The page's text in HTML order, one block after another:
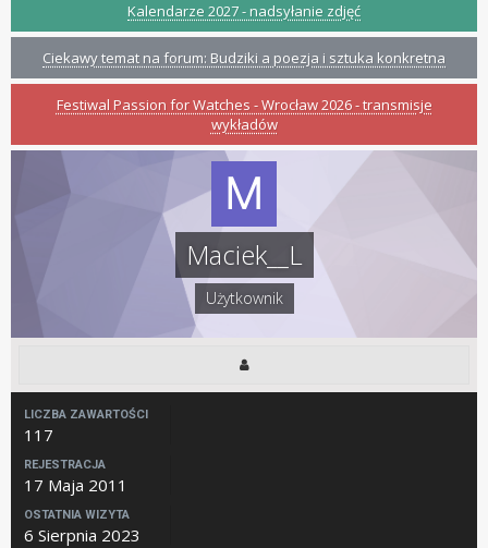
Kalendarze 2027 - nadsyłanie zdjęć
Ciekawy temat na forum: Budziki a poezja i sztuka konkretna
Festiwal Passion for Watches - Wrocław 2026 - transmisje
wykładów
Maciek__L
Użytkownik
LICZBA ZAWARTOŚCI
117
REJESTRACJA
17 Maja 2011
OSTATNIA WIZYTA
6 Sierpnia 2023